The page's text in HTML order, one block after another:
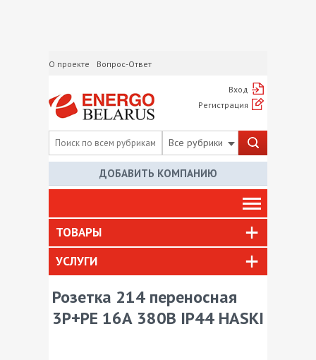
О проекте Вопрос-Ответ
Вход
Регистрация
Все рубрики
ДОБАВИТЬ КОМПАНИЮ
ТОВАРЫ
УСЛУГИ
Розетка 214 переносная
3P+РE 16А 380В IP44 HASKI